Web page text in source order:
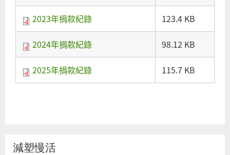
2023年捐款紀錄 123.4 KB
2024年捐款紀錄 98.12 KB
2025年捐款紀錄 115.7 KB
減塑慢活